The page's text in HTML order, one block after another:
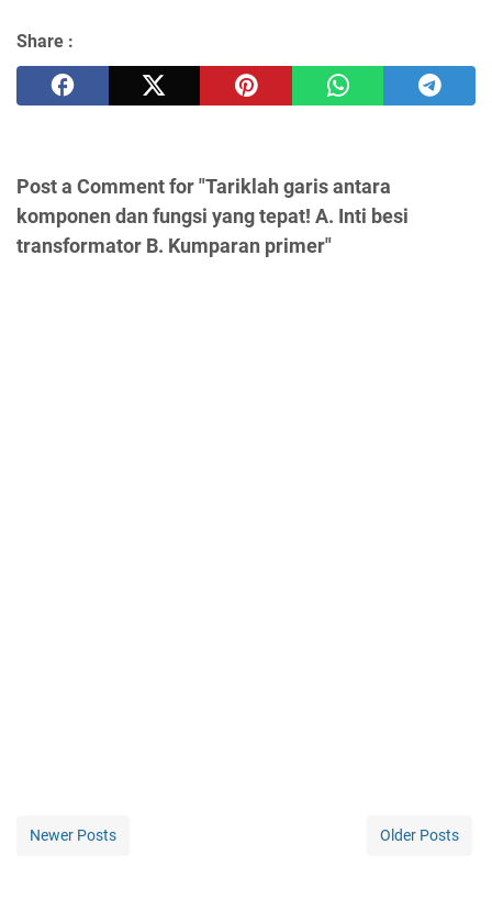
Share :
Post a Comment for "Tariklah garis antara
komponen dan fungsi yang tepat! A. Inti besi
transformator B. Kumparan primer"
Newer Posts Older Posts